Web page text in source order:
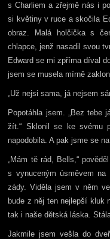
s Charliem a zřejmě nás i
si květiny v ruce a skočila
obraz. Malá holčička s
chlapce, jenž nasadil svou
Edward se mi zpříma díval
jsem se musela mírně
„Už nejsi sama, já nejsem
Popotáhla jsem. „Bez tebe
žít.“ Sklonil se ke svému
napodobila. A pak jsme se
„Mám tě rád, Bells,“
s vynuceným úsměvem
zády. Viděla jsem v něm
bude z něj ten nejlepší kluk
tak i naše dětská láska.
Jakmile jsem vešla do